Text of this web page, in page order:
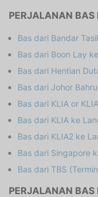
PERJALANAN BAS
Bas dari Bandar
Bas dari Boon Lay
Bas dari Hentian
Bas dari Johor
Bas dari KLIA or
Bas dari KLIA ke
Bas dari KLIA2 ke
Bas dari Singapore
Bas dari TBS
PERJALANAN BAS